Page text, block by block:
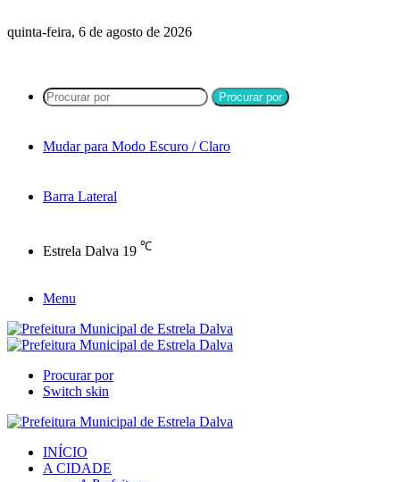
quinta-feira, 6 de agosto de 2026
Procurar por
Mudar para Modo Escuro / Claro
Barra Lateral
Estrela Dalva 19 ℃
Menu
Procurar por
Switch skin
INÍCIO
A CIDADE